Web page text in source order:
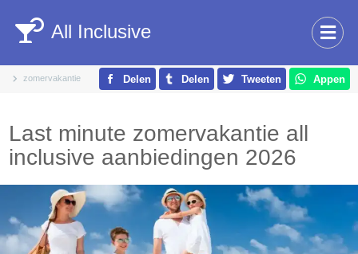
zomervakantie
All Inclusive
Last minute zomervakantie all
inclusive aanbiedingen 2026
Delen Delen Tweeten Appen